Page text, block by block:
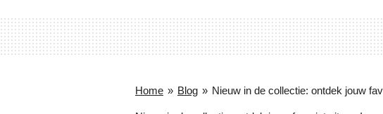
Home » Blog » Nieuw in de collectie: ontdek jouw